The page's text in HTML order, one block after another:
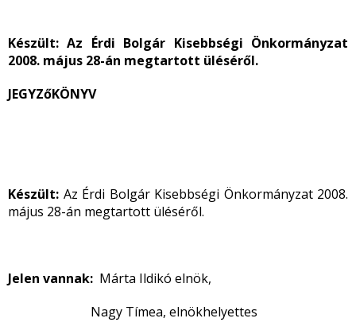
Készült: Az Érdi Bolgár Kisebbségi Önkormányzat
2008. május 28-án megtartott üléséről.
JEGYZőKÖNYV
Készült: Az Érdi Bolgár Kisebbségi Önkormányzat 2008.
május 28-án megtartott üléséről.
Jelen vannak: Márta Ildikó elnök,
Nagy Tímea, elnökhelyettes